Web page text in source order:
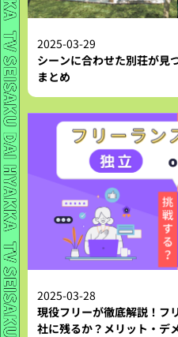
2025-03-29
シーンに合わせた別荘が見
まとめ
2025-03-28
現役フリーが徹底解説！フ
社に残るか？メリット・デ